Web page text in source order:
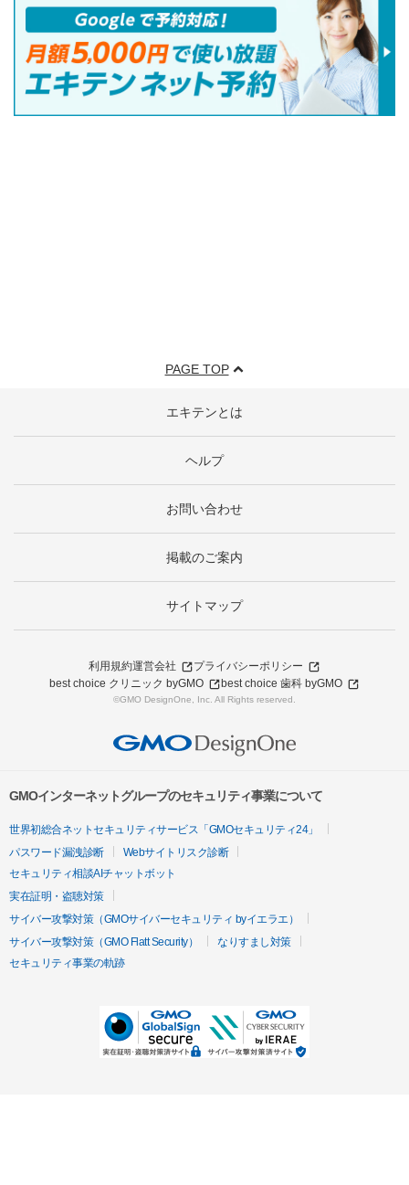
PAGE TOP
エキテンとは
ヘルプ
お問い合わせ
掲載のご案内
サイトマップ
利用規約運営会社
プライバシーポリシー
best choice クリニック byGMO
best choice 歯科 byGMO
©GMO DesignOne, Inc. All Rights reserved.
GMOインターネットグループのセキュリティ事業について
世界初総合ネットセキュリティサービス「GMOセキュリティ24」
パスワード漏洩診断
Webサイトリスク診断
セキュリティ相談AIチャットボット
実在証明・盗聴対策
サイバー攻撃対策（GMOサイバーセキュリティ byイエラエ）
サイバー攻撃対策（GMO Flatt Security）
なりすまし対策
セキュリティ事業の軌跡